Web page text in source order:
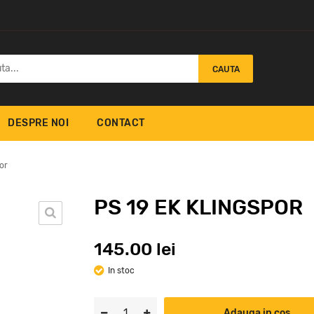
CAUTA
DESPRE NOI CONTACT
PS 19 EK KLINGSPOR
145.00 lei
In stoc
PS 21 FK Klingspor